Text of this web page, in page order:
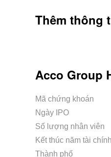
Thêm thông
Acco Group
Mã chứng khoán
Ngày IPO
Số lượng nhân viên
Kết thúc năm tài chính
Thành phố